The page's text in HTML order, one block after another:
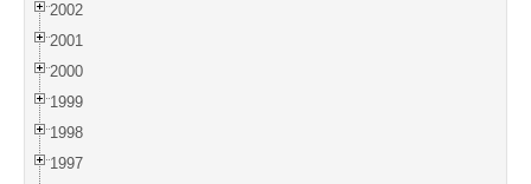
2002
2001
2000
1999
1998
1997